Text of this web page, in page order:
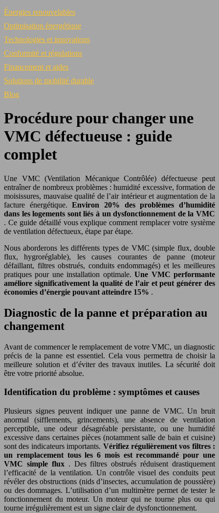
Énergies renouvelables
Optimisation énergétique
Technologies et innovations
Conformité et régulations
Financement et aides
Solutions de mobilité durable
Blog
Procédure pour changer une
VMC défectueuse : guide
complet
Une VMC (Ventilation Mécanique Contrôlée) défectueuse peut
entraîner de nombreux problèmes : humidité excessive, formation de
moisissures, mauvaise qualité de l’air intérieur et augmentation de la
facture énergétique.Environ 20% des problèmes d’humidité
dans les logements sont liés à un dysfonctionnement de la VMC
. Ce guide détaillé vous explique comment remplacer votre système
de ventilation défectueux, étape par étape.
Nous aborderons les différents types de VMC (simple flux, double
flux, hygroréglable), les causes courantes de panne (moteur
défaillant, filtres obstrués, conduits endommagés) et les meilleures
pratiques pour une installation optimale.Une VMC performante
améliore significativement la qualité de l’air et peut générer des
économies d’énergie pouvant atteindre 15% .
Diagnostic de la panne et préparation au
changement
Avant de commencer le remplacement de votre VMC, un diagnostic
précis de la panne est essentiel. Cela vous permettra de choisir la
meilleure solution et d’éviter des travaux inutiles. La sécurité doit
être votre priorité absolue.
Identification du problème : symptômes et causes
Plusieurs signes peuvent indiquer une panne de VMC. Un bruit
anormal (sifflements, grincements), une absence de ventilation
perceptible, une odeur désagréable persistante, ou une humidité
excessive dans certaines pièces (notamment salle de bain et cuisine)
sont des indicateurs importants. Vérifiez régulièrement vos filtres :
un remplacement tous les 6 mois est recommandé pour une
VMC simple flux . Des filtres obstrués réduisent drastiquement
l’efficacité de la ventilation. Un contrôle visuel des conduits peut
révéler des obstructions (nids d’insectes, accumulation de poussière)
ou des dommages. L’utilisation d’un multimètre permet de tester le
fonctionnement du moteur. Un moteur qui ne tourne plus ou qui
tourne irrégulièrement est un signe clair de dysfonctionnement.